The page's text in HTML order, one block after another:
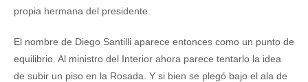
propia hermana del presidente.
El nombre de Diego Santilli aparece entonces como un punto de
equilibrio. Al ministro del Interior ahora parece tentarlo la idea
de subir un piso en la Rosada. Y si bien se plegó bajo el ala de